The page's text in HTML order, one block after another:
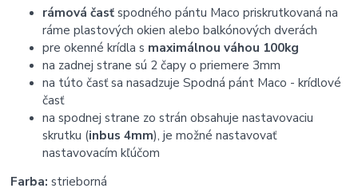
rámová časťspodného pántu Maco priskrutkovaná na
ráme plastových okien alebo balkónových dverách
pre okenné krídla s maximálnou váhou 100kg
na zadnej strane sú 2 čapy o priemere 3mm
na túto časť sa nasadzuje Spodná pánt Maco - krídlové
časť
na spodnej strane zo strán obsahuje nastavovaciu
skrutku (inbus 4mm), je možné nastavovať
nastavovacím kľúčom
Farba: strieborná